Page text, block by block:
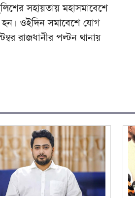
সহায়তায় মহাসমাবেশে
ওইদিন সমাবেশে যোগ
রাজধানীর পল্টন থানায়